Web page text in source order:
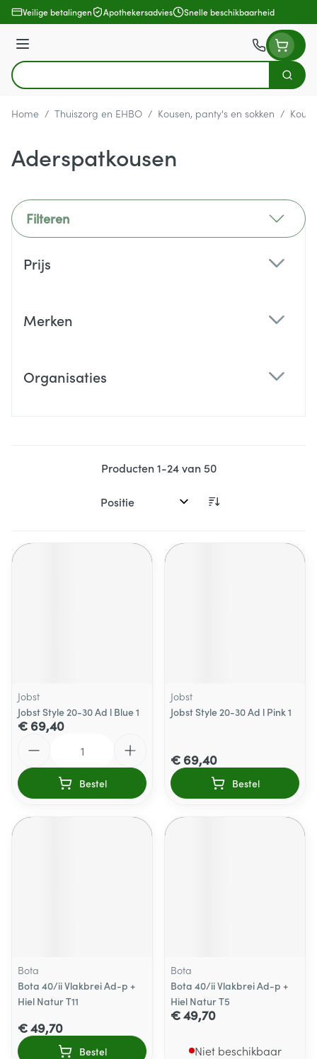
Ga naar de inhoud
Veilige betalingen Apothekersadvies Snelle beschikbaarheid
Menu
Product, merk, categorie...
Zoek
Home / Thuiszorg en EHBO / Kousen, panty's en sokken /
Aderspatkousen
Filteren
Prijs
Merken
Organisaties
Producten1-24van50
Sorteer op:
Jobst
Jobst Style 20-30 Ad l Blue 1
€ 69,40
Bestel
Jobst
Jobst Style 20-30 Ad l Pink 1
€ 69,40
Bestel
Bota
Bota 40/ii Vlakbrei Ad-p +
Hiel Natur T11
€ 49,70
Bestel
Bota
Bota 40/ii Vlakbrei Ad-p +
Hiel Natur T5
€ 49,70
Niet beschikbaar